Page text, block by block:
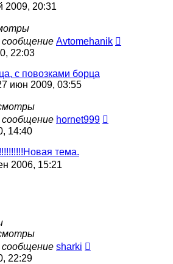
2009, 20:31
Avtomehanik
22:03
с повозками борца
июн 2009, 03:55
hornet999
14:40
тема.
2006, 15:21
sharki
22:29